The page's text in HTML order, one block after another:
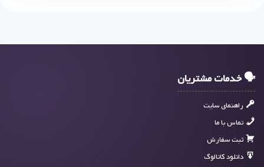
🗣 خدمات مشتریان
راهنمای سایت
تماس با ما
ثبت سفارش
دانلود کاتالوگ